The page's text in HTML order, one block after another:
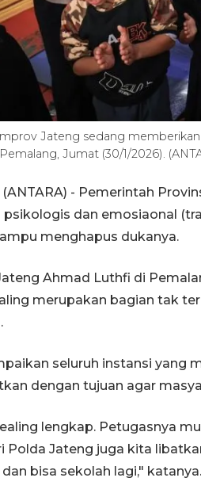
Jateng sedang
Jumat (30/1/2026).
- Pemerintah
psikologis dan emosiaonal
menghapus dukanya.
Ahmad Luthfi di
merupakan bagian tak
seluruh instansi yang
dengan tujuan agar
lengkap. Petugasnya
Polda Jateng juga kita
bisa sekolah lagi," katanya.